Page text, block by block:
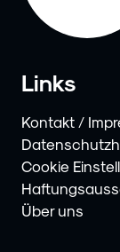
Links
Kontakt /
Cookie
Über uns